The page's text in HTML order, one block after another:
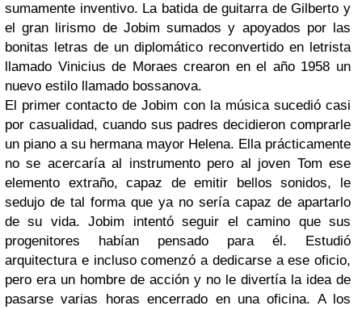
sumamente inventivo. La batida de guitarra deGilberto y
el gran lirismo de Jobim sumados y apoyados por las
bonitas letras de un diplomático reconvertido en letrista
llamado Vinicius de Moraes crearon en el año 1958 un
nuevo estilo llamado bossanova.
El primer contacto deJobim con la música sucedió casi
por casualidad, cuando sus padres decidieron comprarle
un piano a su hermana mayor Helena. Ella prácticamente
no se acercaría al instrumento pero al joven Tom ese
elemento extraño, capaz de emitir bellos sonidos, le
sedujo de tal forma que ya no sería capaz de apartarlo
de su vida.Jobim intentó seguir el camino que sus
progenitores habían pensado para él. Estudió
arquitectura e incluso comenzó a dedicarse a ese oficio,
pero era un hombre de acción y no le divertía la idea de
pasarse varias horas encerrado en una oficina. A los